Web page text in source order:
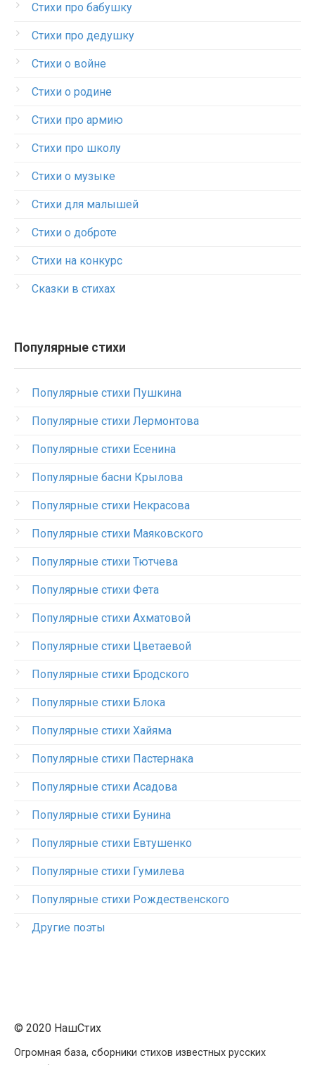
Стихи про бабушку
Стихи про дедушку
Стихи о войне
Стихи о родине
Стихи про армию
Стихи про школу
Стихи о музыке
Стихи для малышей
Стихи о доброте
Стихи на конкурс
Сказки в стихах
Популярные стихи
Популярные стихи Пушкина
Популярные стихи Лермонтова
Популярные стихи Есенина
Популярные басни Крылова
Популярные стихи Некрасова
Популярные стихи Маяковского
Популярные стихи Тютчева
Популярные стихи Фета
Популярные стихи Ахматовой
Популярные стихи Цветаевой
Популярные стихи Бродского
Популярные стихи Блока
Популярные стихи Хайяма
Популярные стихи Пастернака
Популярные стихи Асадова
Популярные стихи Бунина
Популярные стихи Евтушенко
Популярные стихи Гумилева
Популярные стихи Рождественского
Другие поэты
© 2020 НашСтих
Огромная база, сборники стихов известных русских